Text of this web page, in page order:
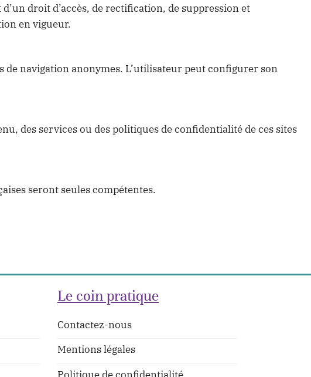
droit d’accès, de rectification, de suppression et
en vigueur.
de navigation anonymes. L’utilisateur peut configurer son
des services ou des politiques de confidentialité de ces sites
seront seules compétentes.
Le coin pratique
Contactez-nous
Mentions légales